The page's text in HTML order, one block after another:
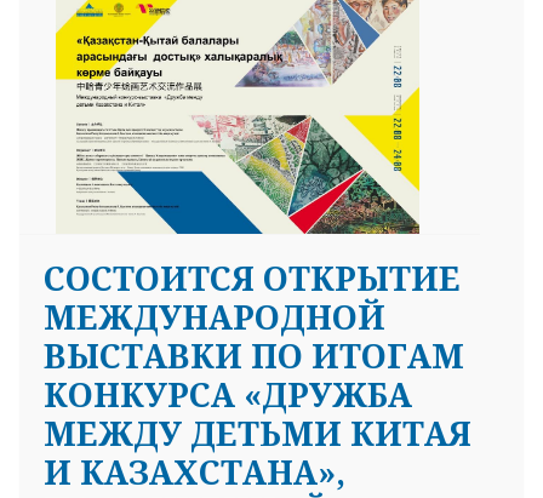
СОСТОИТСЯ ОТКРЫТИЕ
МЕЖДУНАРОДНОЙ
ВЫСТАВКИ ПО ИТОГАМ
КОНКУРСА «ДРУЖБА
МЕЖДУ ДЕТЬМИ КИТАЯ
И КАЗАХСТАНА»,